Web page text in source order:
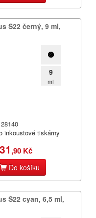
S22 černý,​ 9 ml,​
9
ml
inkoustové tiskárny
,90 Kč
Do košíku
S22 cyan,​ 6,​5 ml,​